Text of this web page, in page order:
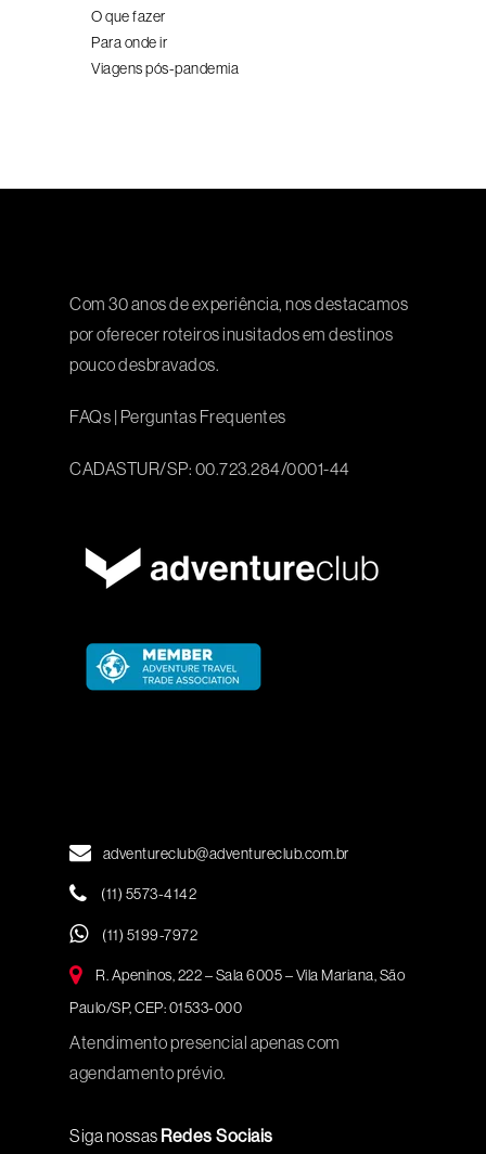
O que fazer
Para onde ir
Viagens pós-pandemia
Com 30 anos de experiência, nos destacamos
por oferecer roteiros inusitados em destinos
pouco desbravados.
FAQs | Perguntas Frequentes
CADASTUR/SP: 00.723.284/0001-44
adventureclub@adventureclub.com.br
(11) 5573-4142
(11) 5199-7972
R. Apeninos, 222 – Sala 6005 – Vila Mariana, São
Paulo/SP, CEP: 01533-000
Atendimento presencial apenas com
agendamento prévio.
Siga nossas Redes Sociais